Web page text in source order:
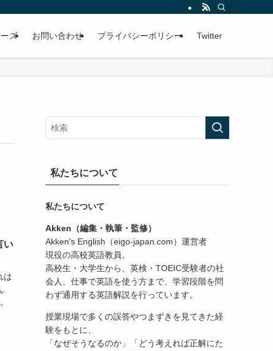
ズ お問い合わせ プライバシーポリシー Twitter
い
は
私たちについて
私たちについて
Akken（編集・執筆・監修）
Akken’s English（eigo-japan.com）運営者
現役の高校英語教員。
高校生・大学生から、英検・TOEIC受験者の社
会人、仕事で英語を使う方まで、学習段階を問
わず通用する英語解説を行っています。
授業現場で多くの誤答やつまずきを見てきた経
験をもとに、
「なぜそうなるのか」「どう考えれば正解にた